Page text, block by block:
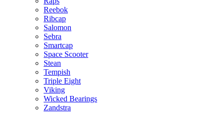
Reebok
Ribcap
Salomon
Sebra
Smartcap
Space Scooter
Stean
Tempish
Triple Eight
Viking
Wicked Bearings
Zandstra